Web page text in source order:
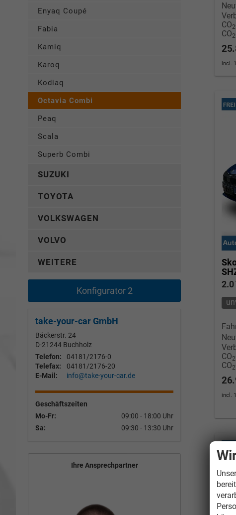
CO2
CO2
incl.
2.0
CO2
CO2
incl.
Enyaq Coupé
Fabia
Kamiq
Karoq
Kodiaq
Octavia Combi
Peaq
Scala
Superb Combi
SUZUKI
TOYOTA
VOLKSWAGEN
VOLVO
WEITERE
Konfigurator 2
take-your-car GmbH
Bäckerstr. 24
D-21244 Buchholz
Telefon:
04181/2176-0
Telefax:
04181/2176-20
E-Mail:
info@take-your-car.de
Geschäftszeiten
Mo-Fr:
09:00 - 18:00 Uhr
Sa:
09:30 - 13:30 Uhr
Ihre Ansprechpartner